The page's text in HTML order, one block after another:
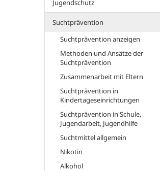
Jugendschutz
Suchtprävention
Suchtprävention anzeigen
Methoden und Ansätze der
Suchtprävention
Zusammenarbeit mit Eltern
Suchtprävention in
Kindertageseinrichtungen
Suchtprävention in Schule,
Jugendarbeit, Jugendhilfe
Suchtmittel allgemein
Nikotin
Alkohol